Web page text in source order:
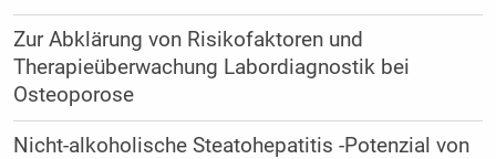
Zur Abklärung von Risikofaktoren und
Therapieüberwachung Labordiagnostik bei
Osteoporose
Nicht-alkoholische Steatohepatitis -Potenzial von